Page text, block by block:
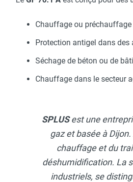
fixe à eau
électrique
à eau chaude ou froide
au fioul
mobile électrique, fioul et
mobile électrique
électrique soufflant
haute température pour
industriel ou destruction
Chauffage ou
Protection antigel dans des
Séchage de béton ou de
Chauffage dans le secteur
SPLUSest une
gaz et basée à
chauffage et du
déshumidification. La
industriels, se